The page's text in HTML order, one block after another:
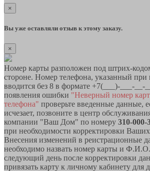
×
Вы уже оставляли отзыв к этому заказу.
×
Номер карты разположен под штрих-
стороне. Номер телефона, указанный при
вводится без 8 в формате +7(___)-___-__-
появления ошибки "Неверный номер
телефона" проверьте введенные данные,
исчезает, позвоните в центр
компании "Ваш Дом" по номеру 310-000-
при необходимости корректировки
Внесения изменений в реистрационные
необходимо назвать номер карты и
следующий день после корректировки
привязать карту к личному кабинету для